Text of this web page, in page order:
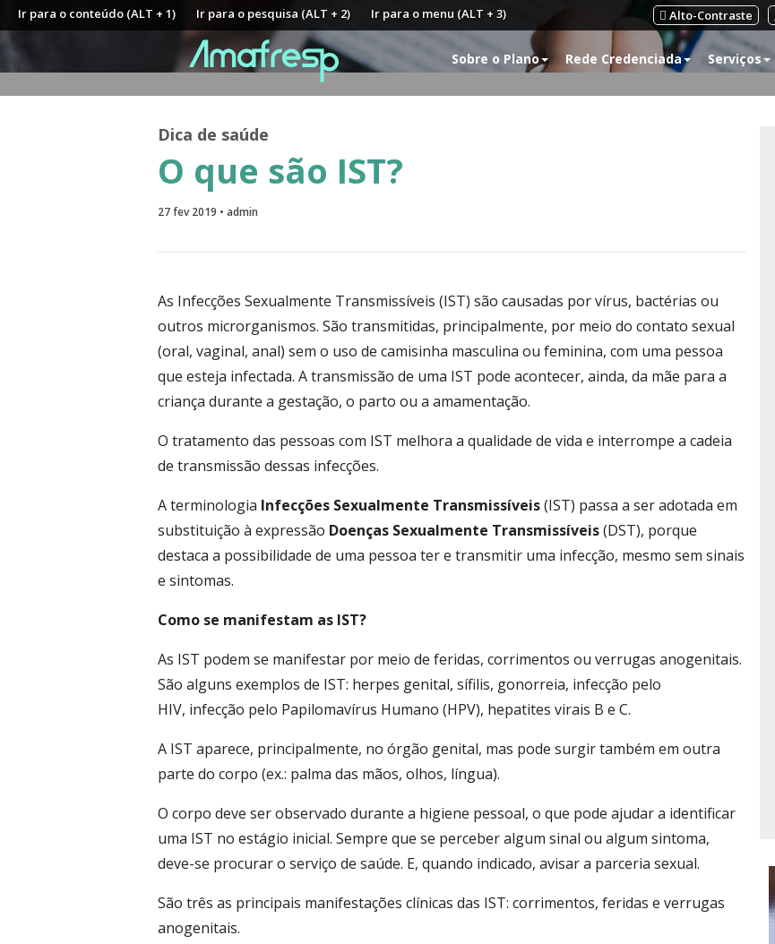
Ir para o conteúdo (ALT + 1) Ir para o pesquisa (ALT + 2) Ir para o menu (ALT + 3) Alto-Contraste
Sobre o Plano Rede Credenciada Serviços
Dica de saúde
O que são IST?
27 fev 2019 • admin
As Infecções Sexualmente Transmissíveis (IST) são causadas por vírus, bactérias ou
outros microrganismos. São transmitidas, principalmente, por meio do contato sexual
(oral, vaginal, anal) sem o uso de camisinha masculina ou feminina, com uma pessoa
que esteja infectada. A transmissão de uma IST pode acontecer, ainda, da mãe para a
criança durante a gestação, o parto ou a amamentação.
O tratamento das pessoas com IST melhora a qualidade de vida e interrompe a cadeia
de transmissão dessas infecções.
A terminologia Infecções Sexualmente Transmissíveis(IST) passa a ser adotada em
substituição à expressão Doenças Sexualmente Transmissíveis(DST), porque
destaca a possibilidade de uma pessoa ter e transmitir uma infecção, mesmo sem sinais
e sintomas.
Como se manifestam as IST?
As IST podem se manifestar por meio de feridas, corrimentos ou verrugas anogenitais.
São alguns exemplos de IST: herpes genital, sífilis, gonorreia, infecção pelo
HIV, infecção pelo Papilomavírus Humano (HPV), hepatites virais B e C.
A IST aparece, principalmente, no órgão genital, mas pode surgir também em outra
parte do corpo (ex.: palma das mãos, olhos, língua).
O corpo deve ser observado durante a higiene pessoal, o que pode ajudar a identificar
uma IST no estágio inicial. Sempre que se perceber algum sinal ou algum sintoma,
deve-se procurar o serviço de saúde. E, quando indicado, avisar a parceria sexual.
São três as principais manifestações clínicas das IST: corrimentos, feridas e verrugas
anogenitais.